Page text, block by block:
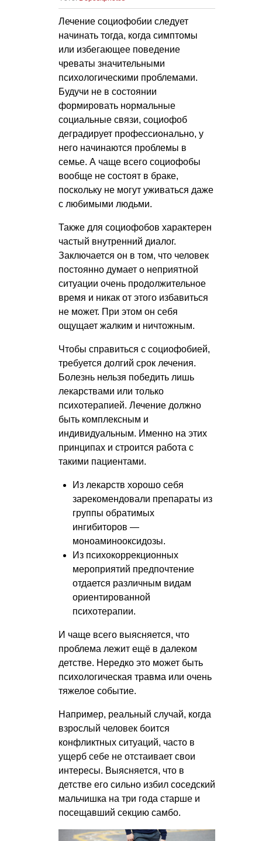
Лечение социофобии следует
начинать тогда, когда симптомы
или избегающее поведение
чреваты значительными
психологическими проблемами.
Будучи не в состоянии
формировать нормальные
социальные связи, социофоб
деградирует профессионально, у
него начинаются проблемы в
семье. А чаще всего социофобы
вообще не состоят в браке,
поскольку не могут уживаться даже
с любимыми людьми.
Также для социофобов характерен
частый внутренний диалог.
Заключается он в том, что человек
постоянно думает о неприятной
ситуации очень продолжительное
время и никак от этого избавиться
не может. При этом он себя
ощущает жалким и ничтожным.
Чтобы справиться с социофобией,
требуется долгий срок лечения.
Болезнь нельзя победить лишь
лекарствами или только
психотерапией. Лечение должно
быть комплексным и
индивидуальным. Именно на этих
принципах и строится работа с
такими пациентами.
Из лекарств хорошо себя
зарекомендовали препараты из
группы обратимых
ингибиторов —
моноаминооксидозы.
Из психокоррекционных
мероприятий предпочтение
отдается различным видам
ориентированной
психотерапии.
И чаще всего выясняется, что
проблема лежит ещё в далеком
детстве. Нередко это может быть
психологическая травма или очень
тяжелое событие.
Например, реальный случай, когда
взрослый человек боится
конфликтных ситуаций, часто в
ущерб себе не отстаивает свои
интересы. Выясняется, что в
детстве его сильно избил соседский
мальчишка на три года старше и
посещавший секцию самбо.